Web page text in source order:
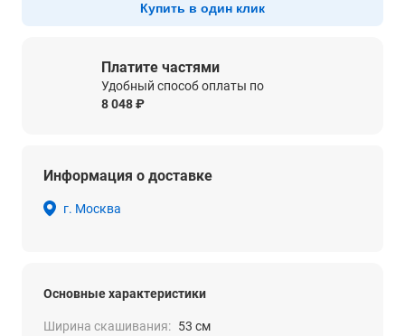
Купить в один клик
Платите частями
Удобный способ оплаты по
8 048 ₽
Информация о доставке
г. Москва
Основные характеристики
Ширина скашивания: 53 см